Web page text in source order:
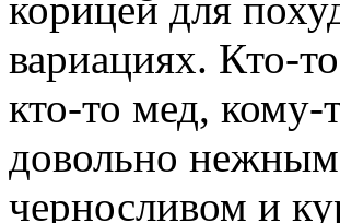
корицей для
вариациях. Кто-
кто-то мед, кому-
довольно
черносливом и